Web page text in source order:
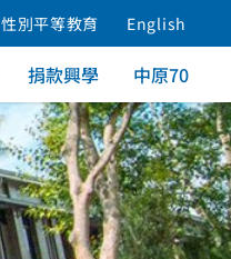
性別平等教育 English
捐款興學 中原70